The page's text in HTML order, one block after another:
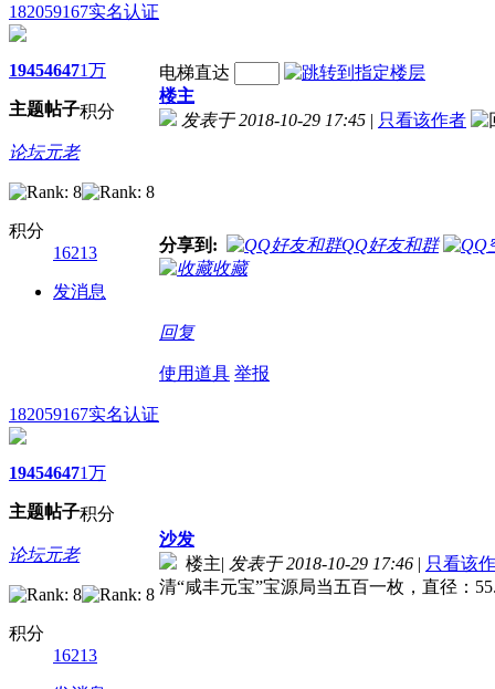
182059167实名认证
1945
主题
4647
帖子
1万
积分
论坛元老
积分
16213
发消息
电梯直达
楼主
发表于 2018-10-29 17:45 | 只看该作者
分享到:
QQ好友和群
收藏
回复
使用道具 举报
182059167实名认证
1945
主题
4647
帖子
1万
积分
论坛元老
积分
16213
沙发
楼主| 发表于 2018-10-29 17:46 | 只看该
清“咸丰元宝”宝源局当五百一枚，直径：